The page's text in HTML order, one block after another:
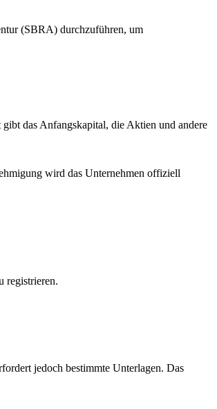
(SBRA) durchzuführen, um
das Anfangskapital, die Aktien und andere
wird das Unternehmen offiziell
registrieren.
jedoch bestimmte Unterlagen. Das